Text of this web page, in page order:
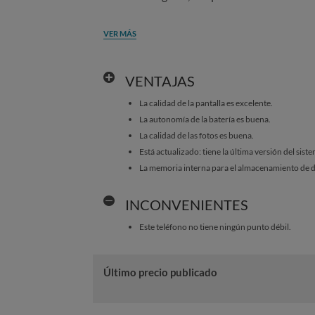
VER MÁS
VENTAJAS
La calidad de la pantalla es excelente.
La autonomía de la batería es buena.
La calidad de las fotos es buena.
Está actualizado: tiene la última versión del
La memoria interna para el almacenamiento de
INCONVENIENTES
Este teléfono no tiene ningún punto débil.
Último precio publicado